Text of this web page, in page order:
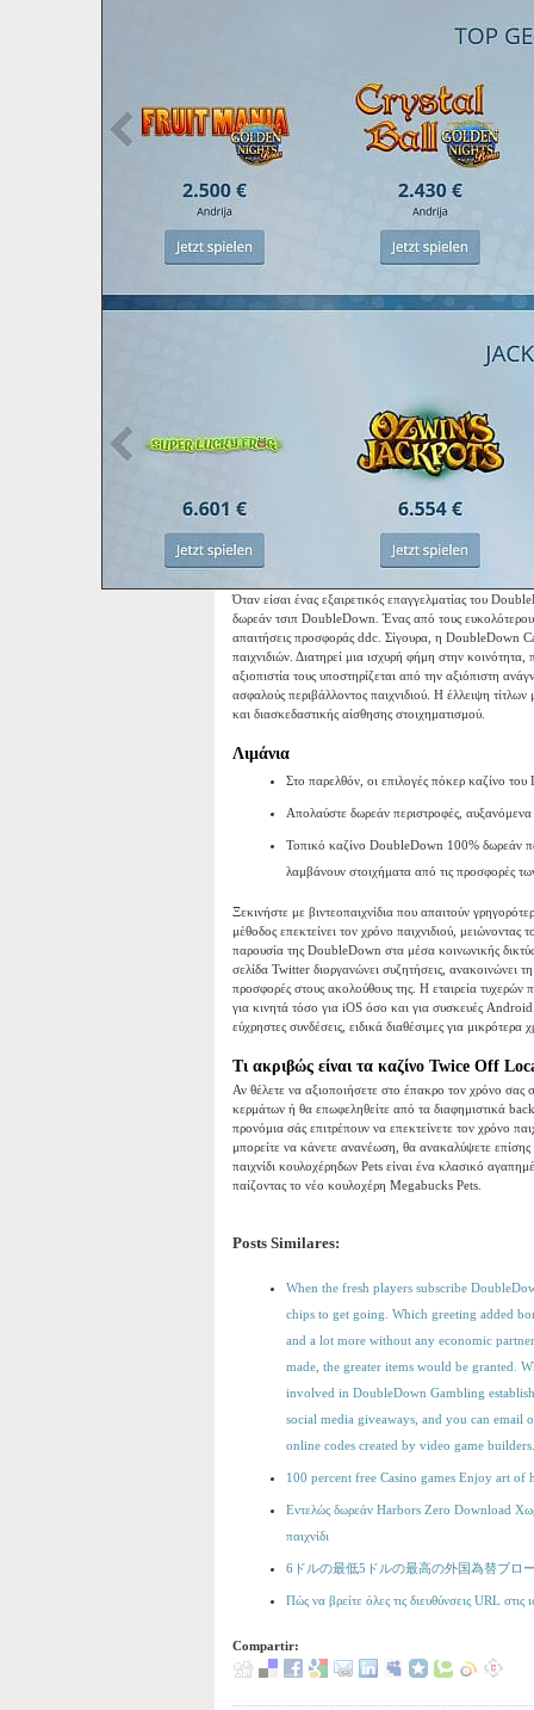
Όταν είσαι ένας εξαιρετικός επαγγελματίας του
δωρεάν τσιπ DoubleDown. Ένας από τους
απαιτήσεις προσφοράς ddc. Σίγουρα, η DoubleDown
παιχνιδιών. Διατηρεί μια ισχυρή φήμη στην
αξιοπιστία τους υποστηρίζεται από την αξιόπιστη
ασφαλούς περιβάλλοντος παιχνιδιού. Η έλλειψη
και διασκεδαστικής αίσθησης στοιχηματισμού.
Λιμάνια
Στο παρελθόν, οι επιλογές πόκερ καζίνο
Απολαύστε δωρεάν περιστροφές,
Τοπικό καζίνο DoubleDown 100% δωρεάν
λαμβάνουν στοιχήματα από τις προσφορές
Ξεκινήστε με βιντεοπαιχνίδια που απαιτούν
μέθοδος επεκτείνει τον χρόνο παιχνιδιού,
παρουσία της DoubleDown στα μέσα κοινωνικής
σελίδα Twitter διοργανώνει συζητήσεις, ανακοινώνει
προσφορές στους ακολούθους της. Η εταιρεία τυχερών
για κινητά τόσο για iOS όσο και για συσκευές
εύχρηστες συνδέσεις, ειδικά διαθέσιμες για μικρότερα
Τι ακριβώς είναι τα καζίνο Twice Off
Αν θέλετε να αξιοποιήσετε στο έπακρο τον χρόνο σας
κερμάτων ή θα επωφεληθείτε από τα διαφημιστικά
προνόμια σάς επιτρέπουν να επεκτείνετε τον χρόνο
μπορείτε να κάνετε ανανέωση, θα ανακαλύψετε
παιχνίδι κουλοχέρηδων Pets είναι ένα κλασικό
παίζοντας το νέο κουλοχέρη Megabucks Pets.
Posts Similares:
When the fresh players subscribe
chips to get going. Which greeting added
and a lot more without any economic
made, the greater items would be granted.
involved in DoubleDown Gambling
social media giveaways, and you can email
online codes created by video game builders.
100 percent free Casino games Enjoy art of
Εντελώς δωρεάν Harbors Zero Download
παιχνίδι
6ドルの最低5ドルの最高の外国為替ブロ
Πώς να βρείτε όλες τις διευθύνσεις URL
Compartir: